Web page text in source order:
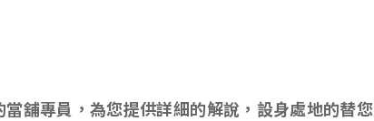
舖專員，為您提供詳細的解說，設身處地的替您